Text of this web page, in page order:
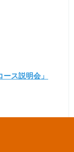
ース説明会」